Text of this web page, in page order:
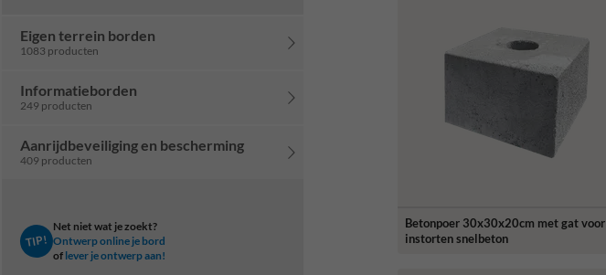
Eigen terrein borden
1083 producten
Informatieborden
249 producten
Aanrijdbeveiliging en bescherming
409 producten
TIP!
Net niet wat je zoekt?
Ontwerp online je bord
of lever je ontwerp aan!
Betonpoer 30x30x20cm met gat voor
instorten snelbeton